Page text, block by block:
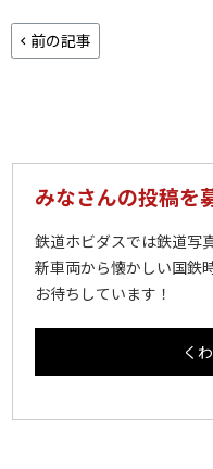
前の記事
みなさんの投稿を
鉄道ホビダスでは鉄道写
新車両から懐かしい国鉄
お待ちしています！
く